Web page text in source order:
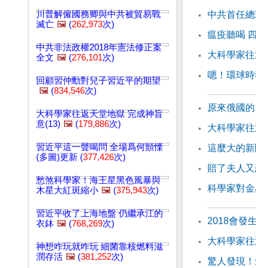
川普解僱國務卿與中共被貿易戰
滅亡 🖼️ (262,973次)
中共非法政權2018年憲法修正案
全文 🖼️ (276,101次)
回顧習仲勳對兒子習近平的期望
🖼️ (834,546次)
大科學家往返天堂地獄 完成神旨
意(13) 🖼️ (179,886次)
習近平這一聲喝問 全場爲何顫慄
(多圖)更新 (377,426次)
愁煞科學家！海王星黑色風暴與
木星大紅斑縮小 🖼️ (375,943次)
習近平收了上海地盤 仍繼承江的
衣鉢 🖼️ (768,269次)
神想咋玩就咋玩 細菌靠核燃料滋
潤存活 🖼️ (381,252次)
中共首任
瘟疫聽喝
大科學家
嗯！環球
原來俄國
大科學家
這麼大的
賠了夫人
科學家對
2018會發
大科學家
驚人發現